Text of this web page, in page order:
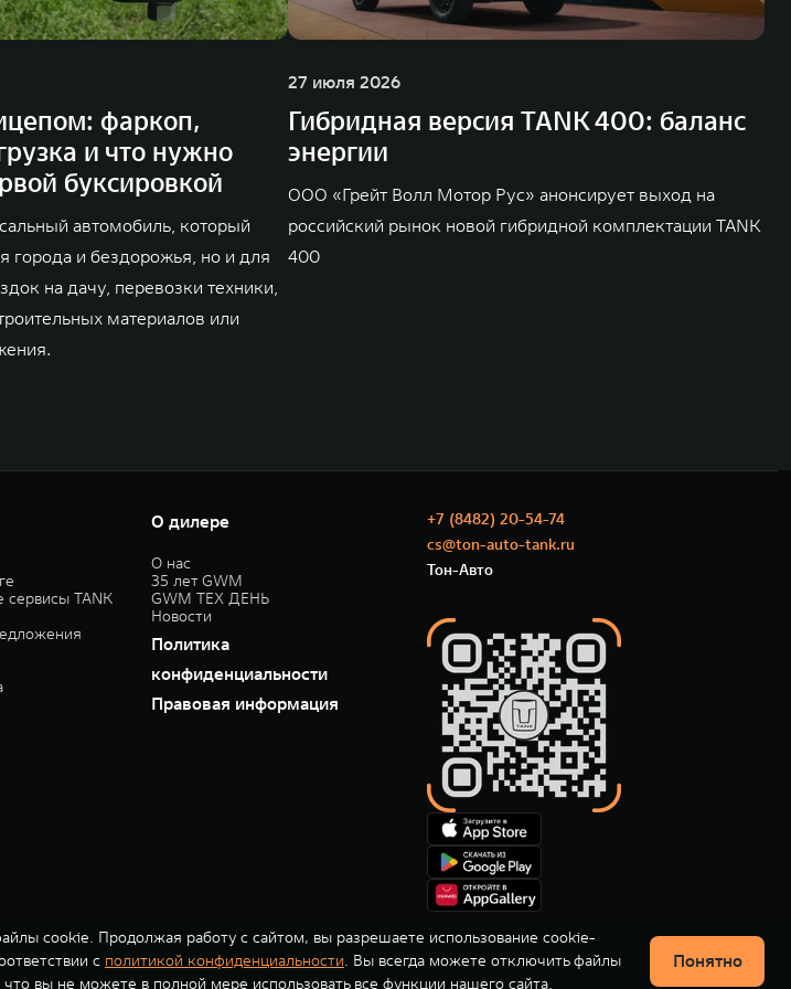
фаркоп,
и что нужно
буксировкой
автомобиль, который
города и бездорожья, но и для
на дачу, перевозки техники,
материалов или
27 июля 2026
Гибридная версия TANK 400: баланс
энергии
ООО «Грейт Волл Мотор Рус» анонсирует выход на
российский рынок новой гибридной комплектации TANK
400
TANK
О дилере
О нас
35 лет GWM
GWM ТЕХ ДЕНЬ
Новости
Политика
конфиденциальности
Правовая информация
+7 (8482) 20-54-74
cs@ton-auto-tank.ru
Тон-Авто
cookie. Продолжая работу с сайтом, вы разрешаете использование cookie-
с политикой конфиденциальности. Вы всегда можете отключить файлы
вы не можете в полной мере использовать все функции нашего сайта.
Понятно